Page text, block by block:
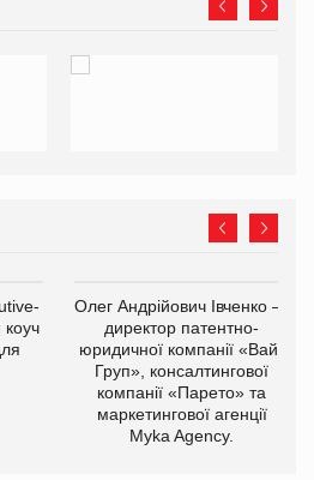
коуч
Олег Андрійович Івченко —
директор патентно-
юридичної компанії «Вайз
Груп», консалтингової
компанії «Парето» та
маркетингової агенції
Myka Agency.